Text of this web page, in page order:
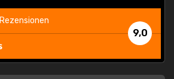
9,0
Rezensionen